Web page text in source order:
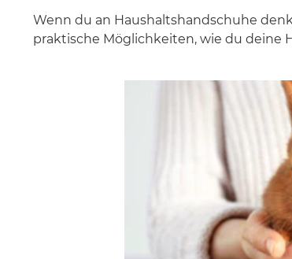
Wenn du an Haushaltshandschuhe
praktische Möglichkeiten, wie du deine